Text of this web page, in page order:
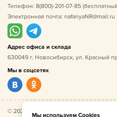
Телефон: 8(800)-201-07-85
Электронная почта: nafanyaNR@mail.ru
Адрес офиса и склада
630049 г. Новосибирск, ул. Красный
Мы в соцсетях
© 2026 Нафаня — оптовые поставки
Мы используем Cookies